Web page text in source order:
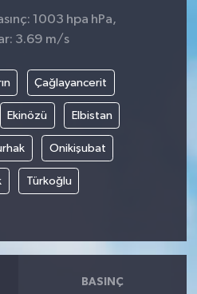
1003 hpa hPa,
3.69 m/s
Çağlayancerit
Ekinözü Elbistan
Onikişubat
Türkoğlu
BASINÇ